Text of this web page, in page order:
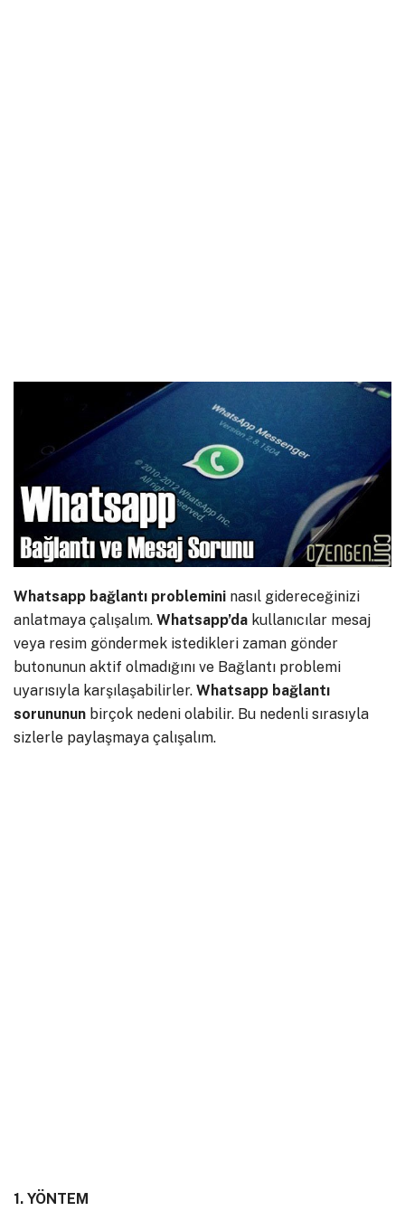
Whatsapp bağlantı problemini nasıl gidereceğinizi
anlatmaya çalışalım. Whatsapp’da kullanıcılar mesaj
veya resim göndermek istedikleri zaman gönder
butonunun aktif olmadığını ve Bağlantı problemi
uyarısıyla karşılaşabilirler. Whatsapp bağlantı
sorununun birçok nedeni olabilir. Bu nedenli sırasıyla
sizlerle paylaşmaya çalışalım.
1. YÖNTEM